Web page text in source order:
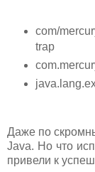
com/
trap
Даже по
Java. Но что
привели к